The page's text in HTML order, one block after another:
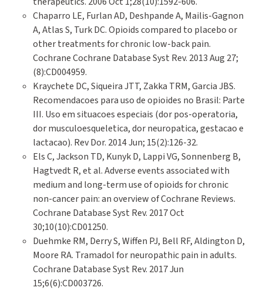
Chaparro LE, Furlan AD, Deshpande A, Mailis-Gagnon
A, Atlas S, Turk DC. Opioids compared to placebo or
other treatments for chronic low-back pain.
Cochrane Cochrane Database Syst Rev. 2013 Aug 27;
(8):CD004959.
Kraychete DC, Siqueira JTT, Zakka TRM, Garcia JBS.
Recomendacoes para uso de opioides no Brasil: Parte
III. Uso em situacoes especiais (dor pos-operatoria,
dor musculoesqueletica, dor neuropatica, gestacao e
lactacao). Rev Dor. 2014 Jun; 15(2):126-32.
Els C, Jackson TD, Kunyk D, Lappi VG, Sonnenberg B,
Hagtvedt R, et al. Adverse events associated with
medium and long-term use of opioids for chronic
non-cancer pain: an overview of Cochrane Reviews.
Cochrane Database Syst Rev. 2017 Oct
30;10(10):CD01250.
Duehmke RM, Derry S, Wiffen PJ, Bell RF, Aldington D,
Moore RA. Tramadol for neuropathic pain in adults.
Cochrane Database Syst Rev. 2017 Jun
15;6(6):CD003726.